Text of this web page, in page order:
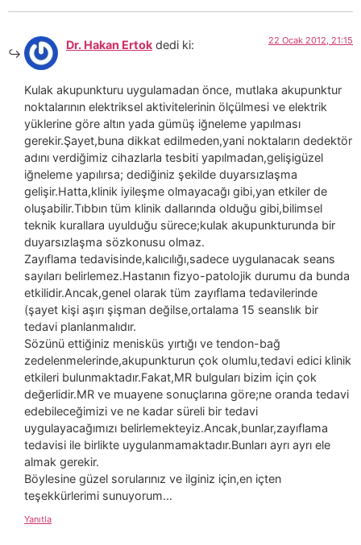
Dr. Hakan Ertok dedi ki: 22 Ocak 2012, 21:15
Kulak akupunkturu uygulamadan önce, mutlaka akupunktur
noktalarının elektriksel aktivitelerinin ölçülmesi ve elektrik
yüklerine göre altın yada gümüş iğneleme yapılması
gerekir.Şayet,buna dikkat edilmeden,yani noktaların dedektör
adını verdiğimiz cihazlarla tesbiti yapılmadan,gelişigüzel
iğneleme yapılırsa; dediğiniz şekilde duyarsızlaşma
gelişir.Hatta,klinik iyileşme olmayacağı gibi,yan etkiler de
oluşabilir.Tıbbın tüm klinik dallarında olduğu gibi,bilimsel
teknik kurallara uyulduğu sürece;kulak akupunkturunda bir
duyarsızlaşma sözkonusu olmaz.
Zayıflama tedavisinde,kalıcılığı,sadece uygulanacak seans
sayıları belirlemez.Hastanın fizyo-patolojik durumu da bunda
etkilidir.Ancak,genel olarak tüm zayıflama tedavilerinde
(şayet kişi aşırı şişman değilse,ortalama 15 seanslık bir
tedavi planlanmalıdır.
Sözünü ettiğiniz menisküs yırtığı ve tendon-bağ
zedelenmelerinde,akupunkturun çok olumlu,tedavi edici klinik
etkileri bulunmaktadır.Fakat,MR bulguları bizim için çok
değerlidir.MR ve muayene sonuçlarına göre;ne oranda tedavi
edebileceğimizi ve ne kadar süreli bir tedavi
uygulayacağımızı belirlemekteyiz.Ancak,bunlar,zayıflama
tedavisi ile birlikte uygulanmamaktadır.Bunları ayrı ayrı ele
almak gerekir.
Böylesine güzel sorularınız ve ilginiz için,en içten
teşekkürlerimi sunuyorum…
Yanıtla